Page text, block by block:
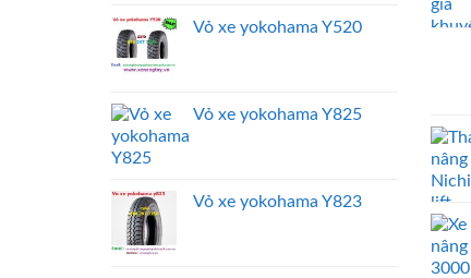
Vỏ xe yokohama Y520
Vỏ xe yokohama Y825
Vỏ xe yokohama Y823